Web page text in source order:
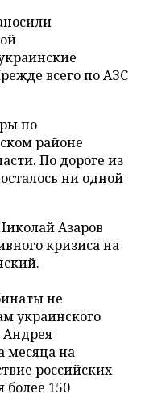
всего по АЗС
по
районе
По дороге из
ни одной
Азаров
кризиса на
не
украинского
Андрея
месяца на
российских
более 150